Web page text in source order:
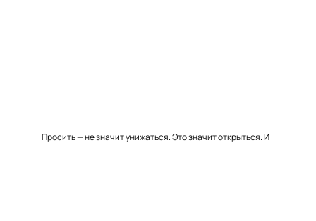
Просить — не значит унижаться. Это значит открыться. И